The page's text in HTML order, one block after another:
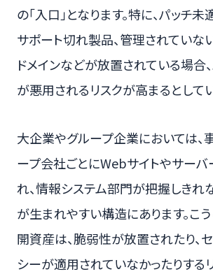
の「入口」となります。特に、パッチ
サポート切れ製品、管理されていな
ドメインなどが放置されている場合
が悪用されるリスクが高まるとして
大企業やグループ企業においては、
ープ会社ごとにWebサイトやサー
れ、情報システム部門が把握しきれ
が生まれやすい構造にあります。こ
開資産は、脆弱性が放置されたり、
シーが適用されていなかったりする